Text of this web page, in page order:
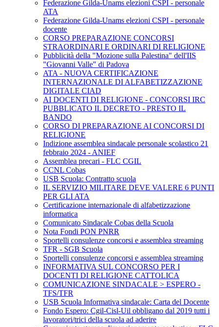
Federazione Gilda-Unams elezioni CSPI - personale
ATA
Federazione Gilda-Unams elezioni CSPI - personale
docente
CORSO PREPARAZIONE CONCORSI
STRAORDINARI E ORDINARI DI RELIGIONE
Pubblicità della "Mozione sulla Palestina" dell'IIS
"Giovanni Valle" di Padova
ATA - NUOVA CERTIFICAZIONE
INTERNAZIONALE DI ALFABETIZZAZIONE
DIGITALE CIAD
AI DOCENTI DI RELIGIONE - CONCORSI IRC
PUBBLICATO IL DECRETO - PRESTO IL
BANDO
CORSO DI PREPARAZIONE AI CONCORSI DI
RELIGIONE
Indizione assemblea sindacale personale scolastico 21
febbraio 2024 - ANIEF
Assemblea precari - FLC CGIL
CCNL Cobas
USB Scuola: Contratto scuola
IL SERVIZIO MILITARE DEVE VALERE 6 PUNTI
PER GLI ATA
Certificazione internazionale di alfabetizzazione
informatica
Comunicato Sindacale Cobas della Scuola
Nota Fondi PON PNRR
Sportelli consulenze concorsi e assemblea streaming
TFR - SGB Scuola
Sportelli consulenze concorsi e assemblea streaming
INFORMATIVA SUL CONCORSO PER I
DOCENTI DI RELIGIONE CATTOLICA
COMUNICAZIONE SINDACALE > ESPERO -
TFS/TFR
USB Scuola Informativa sindacale: Carta del Docente
Fondo Espero: Cgil-Cisl-Uil obbligano dal 2019 tutti i
lavoratori/trici della scuola ad aderire